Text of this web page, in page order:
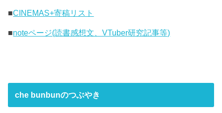
■CINEMAS+寄稿リスト
■noteページ(読書感想文、VTuber研究記事等)
che bunbunのつぶやき